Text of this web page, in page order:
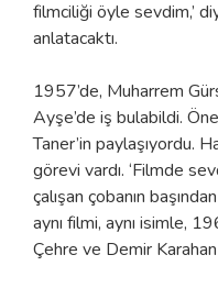
filmciliği öyle sevdim,’
anlatacaktı.
1957’de, Muharrem
Ayşe’de iş bulabildi.
Taner’in paylaşıyordu.
görevi vardı. ‘Filmde
çalışan çobanın
aynı filmi, aynı isimle,
Çehre ve Demir